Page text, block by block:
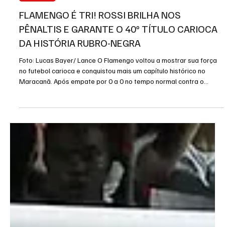
9 de mar. 2 min de leitura
Flamengo
DA HISTÓRIA RUBRO-NEGRA
Foto: Lucas Bayer/ Lance O Flamengo voltou a mostrar sua força
no futebol carioca e conquistou mais um capítulo histórico no
Maracanã. Após empate por 0 a 0 no tempo normal contra o
Fluminense, o Rubro-Negro levou a melhor nas cobranças de
pênaltis e venceu por 5 a 4, garantindo o tricampeonato do
Campeonato Carioca e o 40º título estadual de sua história. O
grande nome da decisão foi o goleiro Rossi. O argentino brilhou